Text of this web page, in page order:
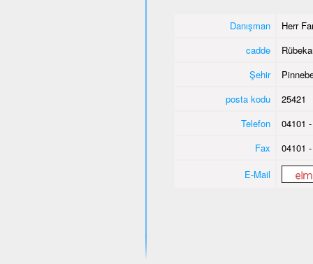
Danışman
Herr
cadde
Şehir
posta kodu
25421
Telefon
04101
Fax
04101
E-Mail